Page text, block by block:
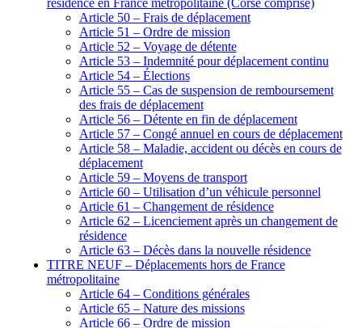
résidence en France métropolitaine (Corse comprise)
Article 50 – Frais de déplacement
Article 51 – Ordre de mission
Article 52 – Voyage de détente
Article 53 – Indemnité pour déplacement continu
Article 54 – Élections
Article 55 – Cas de suspension de remboursement
des frais de déplacement
Article 56 – Détente en fin de déplacement
Article 57 – Congé annuel en cours de déplacement
Article 58 – Maladie, accident ou décès en cours de
déplacement
Article 59 – Moyens de transport
Article 60 – Utilisation d’un véhicule personnel
Article 61 – Changement de résidence
Article 62 – Licenciement après un changement de
résidence
Article 63 – Décès dans la nouvelle résidence
TITRE NEUF – Déplacements hors de France
métropolitaine
Article 64 – Conditions générales
Article 65 – Nature des missions
Article 66 – Ordre de mission